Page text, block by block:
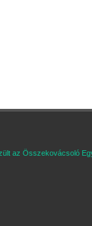
az Összekovácsoló